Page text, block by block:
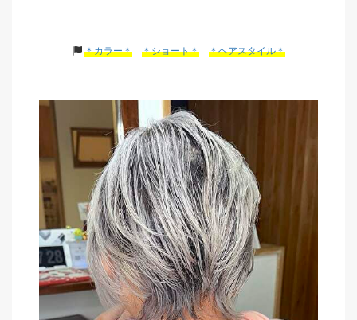
＊カラー＊ ＊ショート＊ ＊ヘアスタイル＊